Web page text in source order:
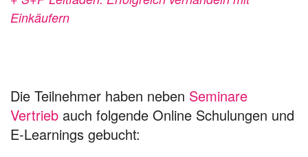
Einkäufern
Die Teilnehmer haben neben Seminare
Vertrieb auch folgende Online Schulungen und
E-Learnings gebucht: